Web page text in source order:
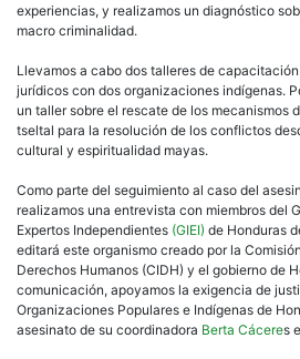
experiencias, y realizamos un diagnóstico
macro criminalidad.
Llevamos a cabo dos talleres de
jurídicos con dos organizaciones indígenas.
un taller sobre el rescate de los mecanismos
tseltal para la resolución de los conflictos
cultural y espiritualidad mayas.
Como parte del seguimiento al caso del
realizamos una entrevista con miembros del
Expertos Independientes (GIEI) de Honduras
editará este organismo creado por la
Derechos Humanos (CIDH) y el gobierno de
comunicación, apoyamos la exigencia de
Organizaciones Populares e Indígenas de
asesinato de su coordinadora Berta Cáceres